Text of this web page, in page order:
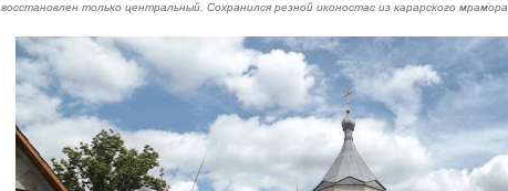
восстановлен только центральный. Сохранился резной иконостас из карарского мрамора.